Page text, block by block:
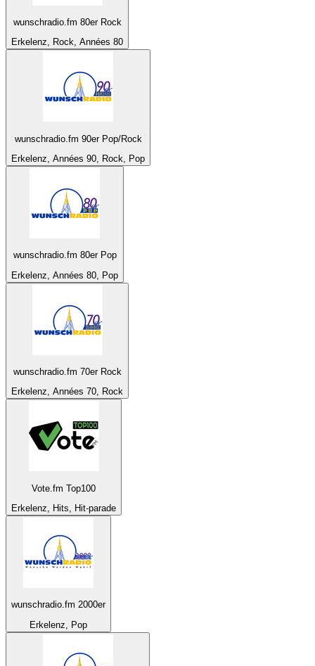
wunschradio.fm 80er Rock
Erkelenz, Rock, Années 80
wunschradio.fm 90er Pop/Rock
Erkelenz, Années 90, Rock, Pop
wunschradio.fm 80er Pop
Erkelenz, Années 80, Pop
wunschradio.fm 70er Rock
Erkelenz, Années 70, Rock
Vote.fm Top100
Erkelenz, Hits, Hit-parade
wunschradio.fm 2000er
Erkelenz, Pop